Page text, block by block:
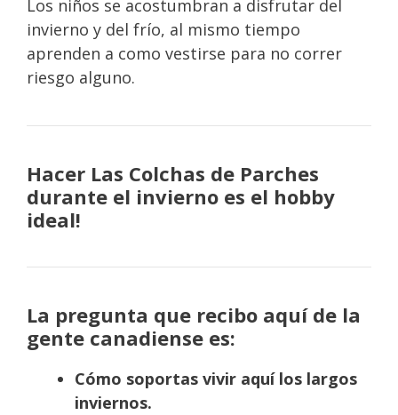
Los niños se acostumbran a disfrutar del
invierno y del frío, al mismo tiempo
aprenden a como vestirse para no correr
riesgo alguno.
Hacer Las Colchas de Parches
durante el invierno es el hobby
ideal!
La pregunta que recibo aquí de la
gente canadiense es:
Cómo soportas vivir aquí los largos
inviernos.